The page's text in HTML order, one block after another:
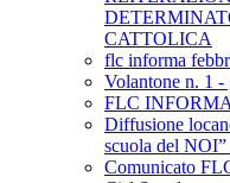
CATTOLICA
flc informa
Volantone n. 1 -
FLC INFORMA
Diffusione
scuola del
Comunicato